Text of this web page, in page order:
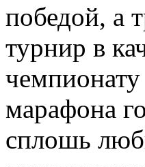
победой, а
турнир в
марафона
сплошь